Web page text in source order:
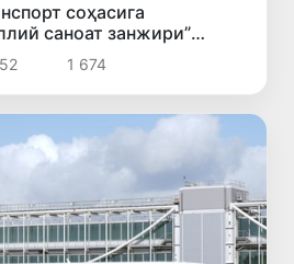
соҳасига
саноат занжири”
ўтмоқда1 674